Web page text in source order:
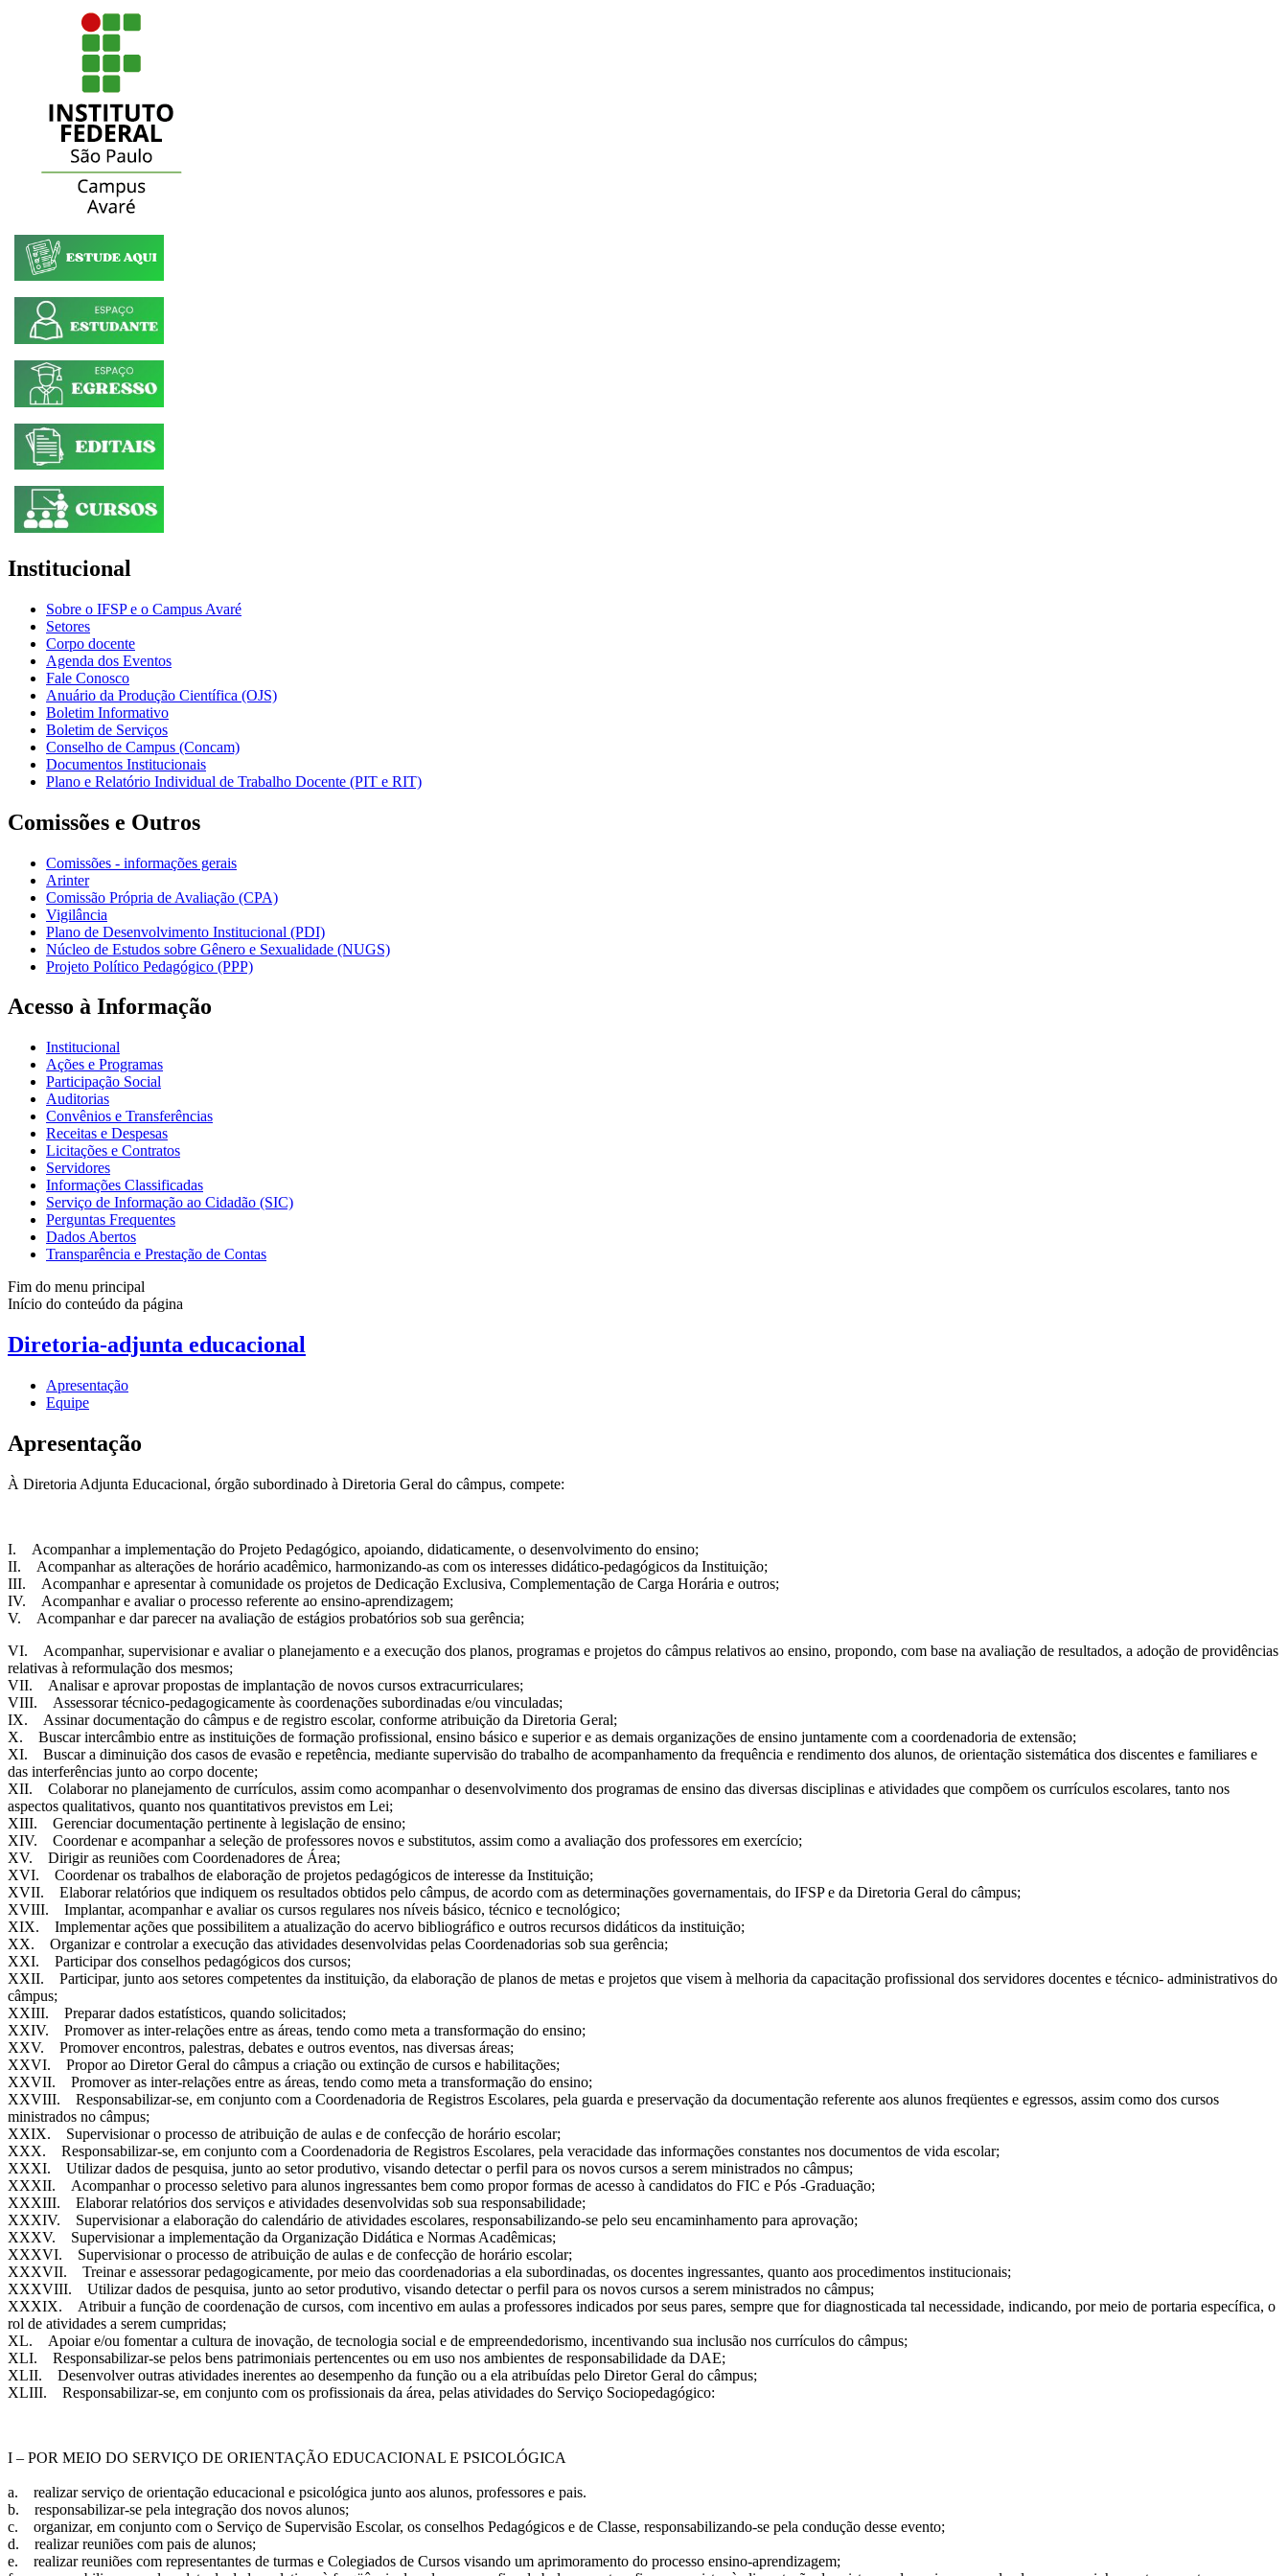
Institucional
Sobre o IFSP e o Campus Avaré
Setores
Corpo docente
Agenda dos Eventos
Fale Conosco
Anuário da Produção Científica (OJS)
Boletim Informativo
Boletim de Serviços
Conselho de Campus (Concam)
Documentos Institucionais
Plano e Relatório Individual de Trabalho Docente (PIT e RIT)
Comissões e Outros
Comissões - informações gerais
Arinter
Comissão Própria de Avaliação (CPA)
Vigilância
Plano de Desenvolvimento Institucional (PDI)
Núcleo de Estudos sobre Gênero e Sexualidade (NUGS)
Projeto Político Pedagógico (PPP)
Acesso à Informação
Institucional
Ações e Programas
Participação Social
Auditorias
Convênios e Transferências
Receitas e Despesas
Licitações e Contratos
Servidores
Informações Classificadas
Serviço de Informação ao Cidadão (SIC)
Perguntas Frequentes
Dados Abertos
Transparência e Prestação de Contas
Fim do menu principal
Início do conteúdo da página
Diretoria-adjunta educacional
Apresentação
Equipe
Apresentação
À Diretoria Adjunta Educacional, órgão subordinado à Diretoria Geral do câmpus, compete:
I. Acompanhar a implementação do Projeto Pedagógico, apoiando, didaticamente, o desenvolvimento do ensino;
II. Acompanhar as alterações de horário acadêmico, harmonizando-as com os interesses didático-pedagógicos da Instituição;
III. Acompanhar e apresentar à comunidade os projetos de Dedicação Exclusiva, Complementação de Carga Horária e outros;
IV. Acompanhar e avaliar o processo referente ao ensino-aprendizagem;
V. Acompanhar e dar parecer na avaliação de estágios probatórios sob sua gerência;
VI. Acompanhar, supervisionar e avaliar o planejamento e a execução dos planos, programas e projetos do câmpus relativos ao ensino, propondo, com base na avaliação de resultados, a adoção de providências
relativas à reformulação dos mesmos;
VII. Analisar e aprovar propostas de implantação de novos cursos extracurriculares;
VIII. Assessorar técnico-pedagogicamente às coordenações subordinadas e/ou vinculadas;
IX. Assinar documentação do câmpus e de registro escolar, conforme atribuição da Diretoria Geral;
X. Buscar intercâmbio entre as instituições de formação profissional, ensino básico e superior e as demais organizações de ensino juntamente com a coordenadoria de extensão;
XI. Buscar a diminuição dos casos de evasão e repetência, mediante supervisão do trabalho de acompanhamento da frequência e rendimento dos alunos, de orientação sistemática dos discentes e familiares e
das interferências junto ao corpo docente;
XII. Colaborar no planejamento de currículos, assim como acompanhar o desenvolvimento dos programas de ensino das diversas disciplinas e atividades que compõem os currículos escolares, tanto nos
aspectos qualitativos, quanto nos quantitativos previstos em Lei;
XIII. Gerenciar documentação pertinente à legislação de ensino;
XIV. Coordenar e acompanhar a seleção de professores novos e substitutos, assim como a avaliação dos professores em exercício;
XV. Dirigir as reuniões com Coordenadores de Área;
XVI. Coordenar os trabalhos de elaboração de projetos pedagógicos de interesse da Instituição;
XVII. Elaborar relatórios que indiquem os resultados obtidos pelo câmpus, de acordo com as determinações governamentais, do IFSP e da Diretoria Geral do câmpus;
XVIII. Implantar, acompanhar e avaliar os cursos regulares nos níveis básico, técnico e tecnológico;
XIX. Implementar ações que possibilitem a atualização do acervo bibliográfico e outros recursos didáticos da instituição;
XX. Organizar e controlar a execução das atividades desenvolvidas pelas Coordenadorias sob sua gerência;
XXI. Participar dos conselhos pedagógicos dos cursos;
XXII. Participar, junto aos setores competentes da instituição, da elaboração de planos de metas e projetos que visem à melhoria da capacitação profissional dos servidores docentes e técnico- administrativos do
câmpus;
XXIII. Preparar dados estatísticos, quando solicitados;
XXIV. Promover as inter-relações entre as áreas, tendo como meta a transformação do ensino;
XXV. Promover encontros, palestras, debates e outros eventos, nas diversas áreas;
XXVI. Propor ao Diretor Geral do câmpus a criação ou extinção de cursos e habilitações;
XXVII. Promover as inter-relações entre as áreas, tendo como meta a transformação do ensino;
XXVIII. Responsabilizar-se, em conjunto com a Coordenadoria de Registros Escolares, pela guarda e preservação da documentação referente aos alunos freqüentes e egressos, assim como dos cursos
ministrados no câmpus;
XXIX. Supervisionar o processo de atribuição de aulas e de confecção de horário escolar;
XXX. Responsabilizar-se, em conjunto com a Coordenadoria de Registros Escolares, pela veracidade das informações constantes nos documentos de vida escolar;
XXXI. Utilizar dados de pesquisa, junto ao setor produtivo, visando detectar o perfil para os novos cursos a serem ministrados no câmpus;
XXXII. Acompanhar o processo seletivo para alunos ingressantes bem como propor formas de acesso à candidatos do FIC e Pós -Graduação;
XXXIII. Elaborar relatórios dos serviços e atividades desenvolvidas sob sua responsabilidade;
XXXIV. Supervisionar a elaboração do calendário de atividades escolares, responsabilizando-se pelo seu encaminhamento para aprovação;
XXXV. Supervisionar a implementação da Organização Didática e Normas Acadêmicas;
XXXVI. Supervisionar o processo de atribuição de aulas e de confecção de horário escolar;
XXXVII. Treinar e assessorar pedagogicamente, por meio das coordenadorias a ela subordinadas, os docentes ingressantes, quanto aos procedimentos institucionais;
XXXVIII. Utilizar dados de pesquisa, junto ao setor produtivo, visando detectar o perfil para os novos cursos a serem ministrados no câmpus;
XXXIX. Atribuir a função de coordenação de cursos, com incentivo em aulas a professores indicados por seus pares, sempre que for diagnosticada tal necessidade, indicando, por meio de portaria específica, o
rol de atividades a serem cumpridas;
XL. Apoiar e/ou fomentar a cultura de inovação, de tecnologia social e de empreendedorismo, incentivando sua inclusão nos currículos do câmpus;
XLI. Responsabilizar-se pelos bens patrimoniais pertencentes ou em uso nos ambientes de responsabilidade da DAE;
XLII. Desenvolver outras atividades inerentes ao desempenho da função ou a ela atribuídas pelo Diretor Geral do câmpus;
XLIII. Responsabilizar-se, em conjunto com os profissionais da área, pelas atividades do Serviço Sociopedagógico:
I – POR MEIO DO SERVIÇO DE ORIENTAÇÃO EDUCACIONAL E PSICOLÓGICA
a. realizar serviço de orientação educacional e psicológica junto aos alunos, professores e pais.
b. responsabilizar-se pela integração dos novos alunos;
c. organizar, em conjunto com o Serviço de Supervisão Escolar, os conselhos Pedagógicos e de Classe, responsabilizando-se pela condução desse evento;
d. realizar reuniões com pais de alunos;
e. realizar reuniões com representantes de turmas e Colegiados de Cursos visando um aprimoramento do processo ensino-aprendizagem;